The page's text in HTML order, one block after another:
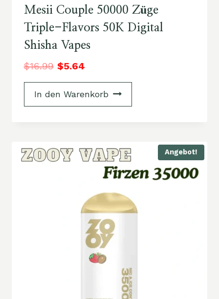
Mesii Couple 50000 Züge
Triple-Flavors 50K Digital
Shisha Vapes
$16.99 $5.64
In den Warenkorb
Angebot!